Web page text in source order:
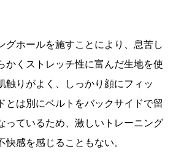
グホールを施すことにより、息苦し
かくストレッチ性に富んだ生地を使
触りがよく、しっかり顔にフィッ
とは別にベルトをバックサイドで留
っているため、激しいトレーニング
感を感じることもない。